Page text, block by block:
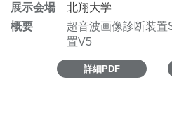
展示会場
北翔大学
概要
超音波画像診断装
置V5
詳細PDF